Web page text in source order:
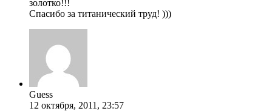
золотко!!!
Спасибо за титанический труд! )))
Guess
12 октября, 2011, 23:57